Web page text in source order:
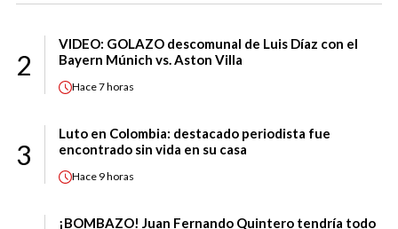
2
VIDEO: GOLAZO descomunal de Luis Díaz con el
Bayern Múnich vs. Aston Villa
Hace7 horas
3
Luto en Colombia: destacado periodista fue
encontrado sin vida en su casa
Hace 9 horas
¡BOMBAZO! Juan Fernando Quintero tendría todo